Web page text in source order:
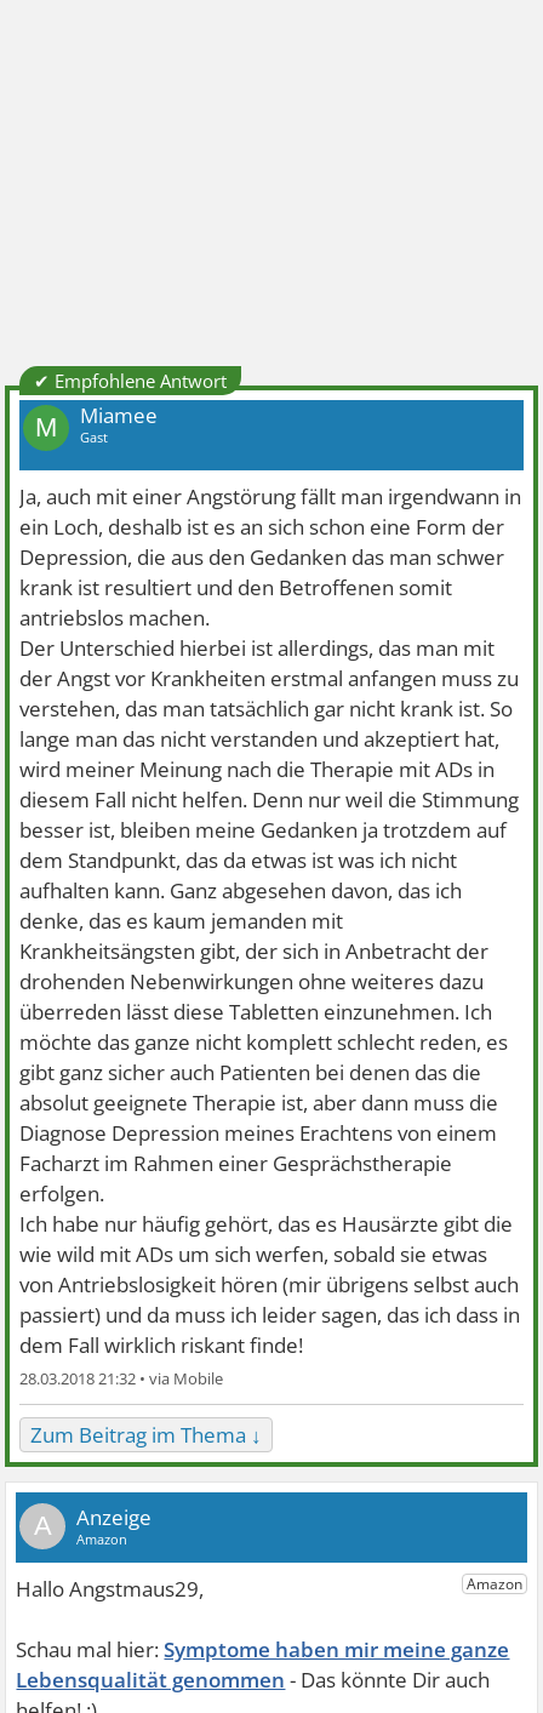
✔ Empfohlene Antwort
M Miamee
Gast
Ja, auch mit einer Angstörung fällt man irgendwann in
ein Loch, deshalb ist es an sich schon eine Form der
Depression, die aus den Gedanken das man schwer
krank ist resultiert und den Betroffenen somit
antriebslos machen.
Der Unterschied hierbei ist allerdings, das man mit
der Angst vor Krankheiten erstmal anfangen muss zu
verstehen, das man tatsächlich gar nicht krank ist. So
lange man das nicht verstanden und akzeptiert hat,
wird meiner Meinung nach die Therapie mit ADs in
diesem Fall nicht helfen. Denn nur weil die Stimmung
besser ist, bleiben meine Gedanken ja trotzdem auf
dem Standpunkt, das da etwas ist was ich nicht
aufhalten kann. Ganz abgesehen davon, das ich
denke, das es kaum jemanden mit
Krankheitsängsten gibt, der sich in Anbetracht der
drohenden Nebenwirkungen ohne weiteres dazu
überreden lässt diese Tabletten einzunehmen. Ich
möchte das ganze nicht komplett schlecht reden, es
gibt ganz sicher auch Patienten bei denen das die
absolut geeignete Therapie ist, aber dann muss die
Diagnose Depression meines Erachtens von einem
Facharzt im Rahmen einer Gesprächstherapie
erfolgen.
Ich habe nur häufig gehört, das es Hausärzte gibt die
wie wild mit ADs um sich werfen, sobald sie etwas
von Antriebslosigkeit hören (mir übrigens selbst auch
passiert) und da muss ich leider sagen, das ich dass in
dem Fall wirklich riskant finde!
28.03.2018 21:32 •
Zum Beitrag im Thema ↓
A
Symptome haben mir meine ganze
Lebensqualität genommen